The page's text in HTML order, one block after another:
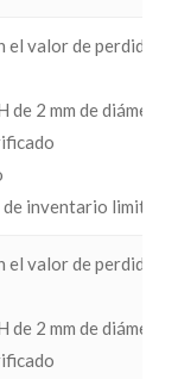
el valor de perdidas
de 2 mm de diámetro
inventario limitada
el valor de perdidas
de 2 mm de diámetro